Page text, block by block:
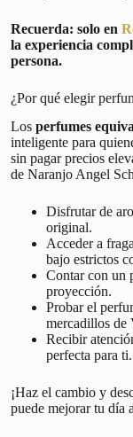
Recuerda: solo en
la experiencia
persona.
¿Por qué elegir
Los perfumes
inteligente para
sin pagar precios
de Naranjo Angel
Disfrutar de
original.
Acceder a
bajo estrictos
Contar con un
proyección.
Probar el
mercadillos de
Recibir
perfecta para ti.
¡Haz el cambio y
puede mejorar tu día